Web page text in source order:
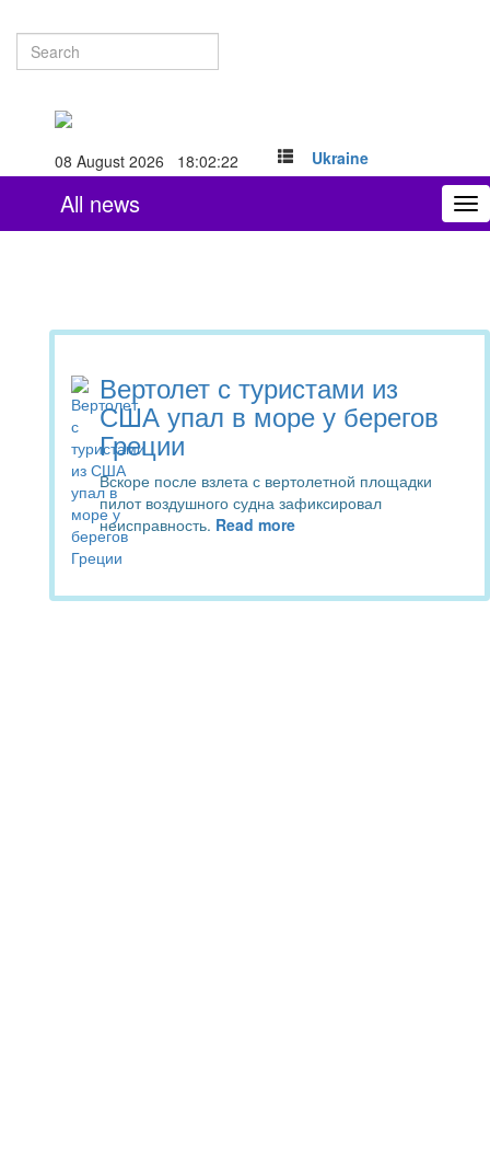
08 August 2026 18:02:22 Ukraine
All news
Вертолет с туристами из
США упал в море у берегов
Греции
Вскоре после взлета с вертолетной площадки
пилот воздушного судна зафиксировал
неисправность. Read more